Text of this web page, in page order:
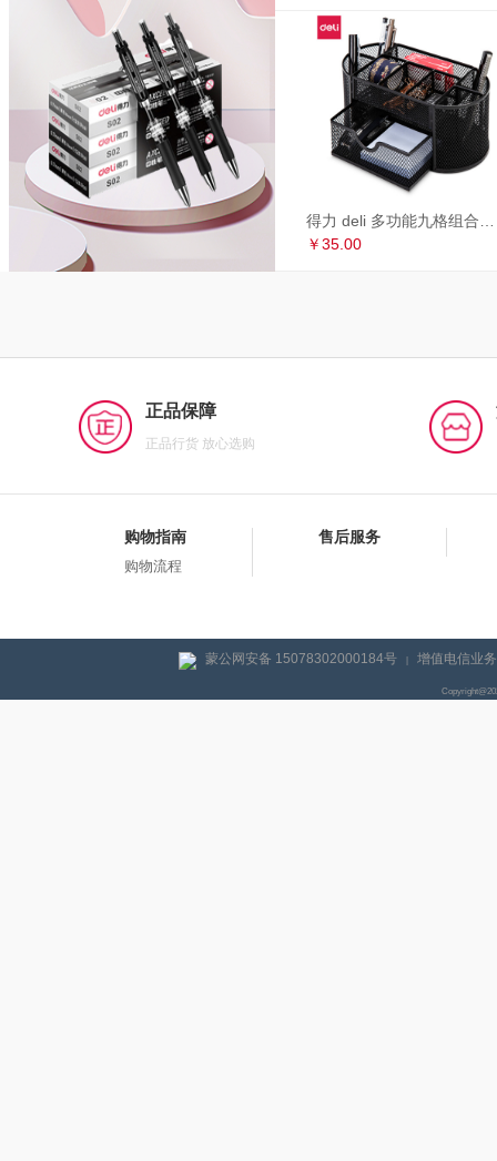
￥35.00
正品保障
正品行货 放心选购
购物指南
购物流程
售后服务
蒙公网安备 15078302000184号 | 增值电信业